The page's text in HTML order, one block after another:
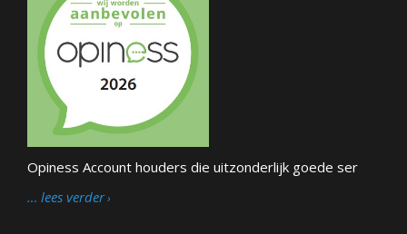
Opiness Account houders die uitzonderlijk goede ser
… lees verder